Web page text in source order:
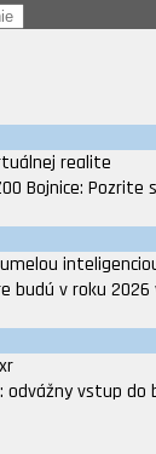
Bojnice: Pozrite
budú v roku
odvážny vstup do